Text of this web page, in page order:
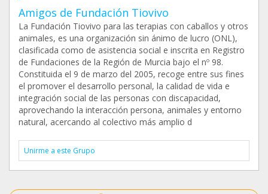
Amigos de Fundación Tiovivo
La Fundación Tiovivo para las terapias con caballos y otros
animales, es una organización sin ánimo de lucro (ONL),
clasificada como de asistencia social e inscrita en Registro
de Fundaciones de la Región de Murcia bajo el nº 98.
Constituida el 9 de marzo del 2005, recoge entre sus fines
el promover el desarrollo personal, la calidad de vida e
integración social de las personas con discapacidad,
aprovechando la interacción persona, animales y entorno
natural, acercando al colectivo más amplio d
Unirme a este Grupo